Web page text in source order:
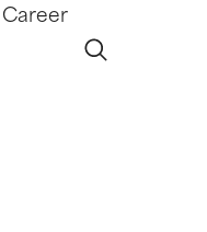
Career